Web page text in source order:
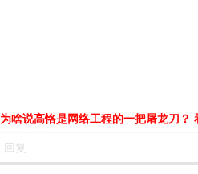
为啥说高恪是网络工程的一把屠龙刀？
回复